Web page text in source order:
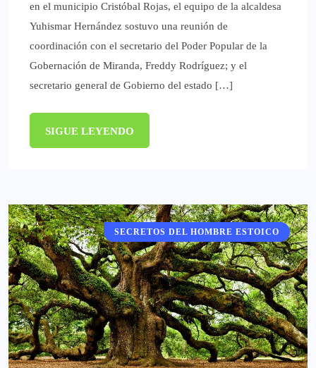
en el municipio Cristóbal Rojas, el equipo de la alcaldesa
Yuhismar Hernández sostuvo una reunión de
coordinación con el secretario del Poder Popular de la
Gobernación de Miranda, Freddy Rodríguez; y el
secretario general de Gobierno del estado […]
SIGUE LEYENDO
SECRETOS DEL HOMBRE ESTOICO